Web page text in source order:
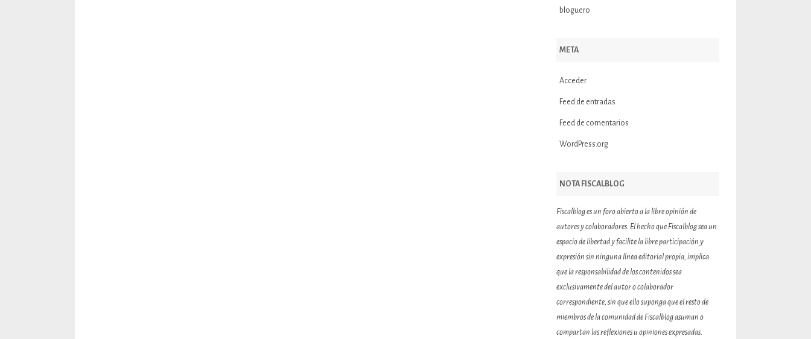
bloguero
META
Acceder
Feed de entradas
Feed de comentarios
WordPress.org
NOTA FISCALBLOG
Fiscalblog es un foro abierto a la libre opinión de
autores y colaboradores. El hecho que Fiscalblog sea un
espacio de libertad y facilite la libre participación y
expresión sin ninguna línea editorial propia, implica
que la responsabilidad de los contenidos sea
exclusivamente del autor o colaborador
correspondiente, sin que ello suponga que el resto de
miembros de la comunidad de Fiscalblog asuman o
compartan las reflexiones u opiniones expresadas.